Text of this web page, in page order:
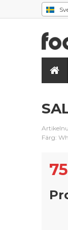
Färg: